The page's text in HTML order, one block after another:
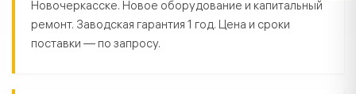
Новочеркасске. Новое оборудование и капитальный
ремонт. Заводская гарантия 1 год. Цена и сроки
поставки — по запросу.